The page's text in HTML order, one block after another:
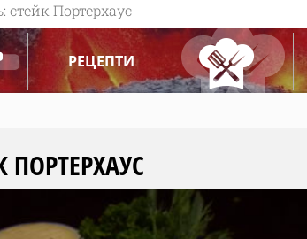
стейк Портерхаус
РЕЦЕПТИ
ПОРТЕРХАУС